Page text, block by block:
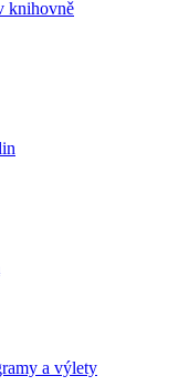
knihovně
a výlety